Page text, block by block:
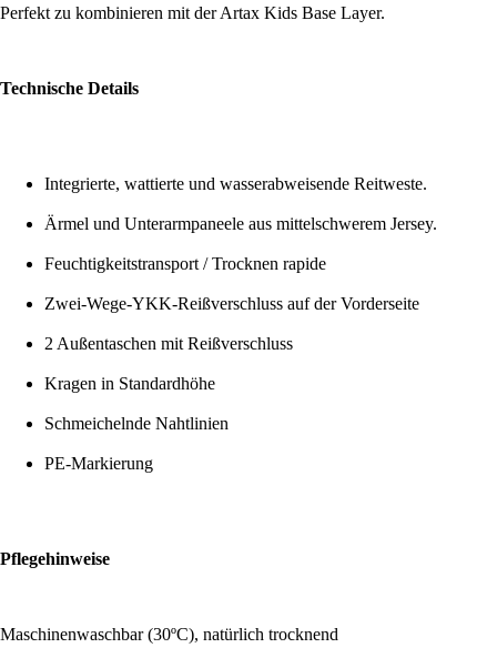
Perfekt zu kombinieren mit der Artax Kids Base Layer.
Technische Details
Integrierte, wattierte und wasserabweisende Reitweste.
Ärmel und Unterarmpaneele aus mittelschwerem Jersey.
Feuchtigkeitstransport / Trocknen rapide
Zwei-Wege-YKK-Reißverschluss auf der Vorderseite
2 Außentaschen mit Reißverschluss
Kragen in Standardhöhe
Schmeichelnde Nahtlinien
PE-Markierung
Pflegehinweise
Maschinenwaschbar (30ºC), natürlich trocknend